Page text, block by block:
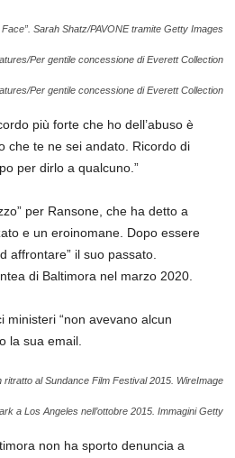
Sarah Shatz/PAVONE tramite Getty Images
Per gentile concessione di Everett Collection
Per gentile concessione di Everett Collection
più forte che ho dell’abuso è
che te ne sei andato. Ricordo di
per dirlo a qualcuno.”
per Ransone, che ha detto a
e un eroinomane. Dopo essere
affrontare” il suo passato.
di Baltimora nel marzo 2020.
“non avevano alcun
la sua email.
al Sundance Film Festival 2015. WireImage
a Los Angeles nell’ottobre 2015. Immagini Getty
non ha sporto denuncia a